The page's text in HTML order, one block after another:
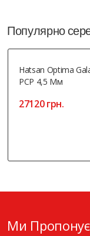
Популярно
Hatsan Optima
PCP 4,5 Мм
27120 грн.
Ми